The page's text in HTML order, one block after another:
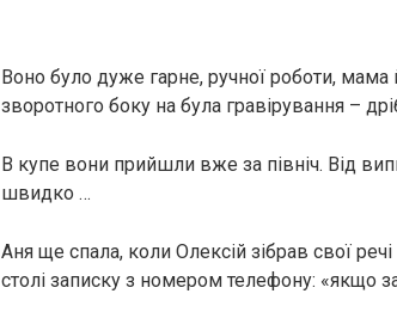
Воно було дуже гарне, ручної роботи, мама
зворотного боку на була гравірування –
В купе вони прийшли вже за північ. Від
швидко …
Аня ще спала, коли Олексій зібрав свої
столі записку з номером телефону: «якщо